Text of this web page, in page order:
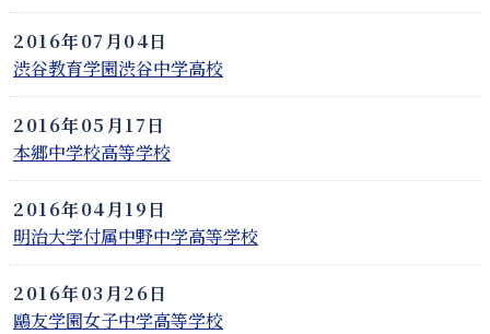
2016年07月04日
渋谷教育学園渋谷中学高校
2016年05月17日
本郷中学校高等学校
2016年04月19日
明治大学付属中野中学高等学校
2016年03月26日
鷗友学園女子中学高等学校